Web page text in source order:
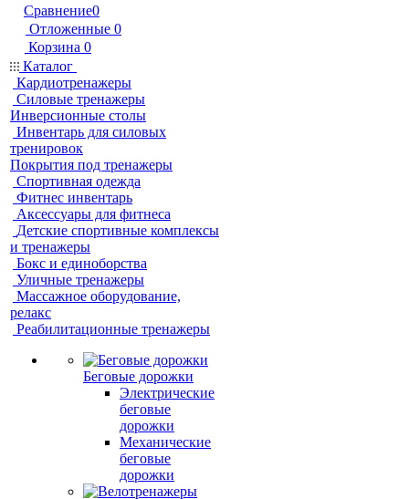
Сравнение0
Отложенные 0
Корзина 0
Каталог
Кардиотренажеры
Силовые тренажеры
Инверсионные столы
Инвентарь для силовых
тренировок
Покрытия под тренажеры
Спортивная одежда
Фитнес инвентарь
Аксессуары для фитнеса
Детские спортивные комплексы
и тренажеры
Бокс и единоборства
Уличные тренажеры
Массажное оборудование,
релакс
Реабилитационные тренажеры
Беговые дорожки
Электрические
беговые
дорожки
Механические
беговые
дорожки